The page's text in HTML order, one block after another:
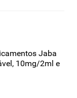
Jaba
10mg/2ml e